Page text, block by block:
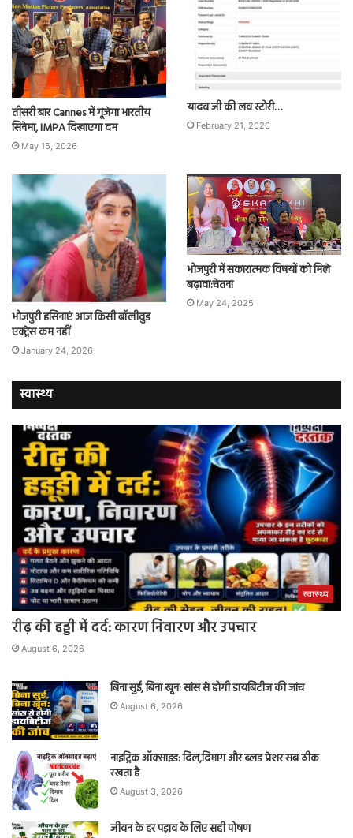
तीसरी बार Cannes में गूंजेगा भारतीय
सिनेमा, IMPA दिखाएगा दम
May 15, 2026
यादव जी की लव स्टोरी…
February 21, 2026
भोजपुरी हसिनाएं आज किसी बॉलीवुड
एक्ट्रेस कम नहीं
January 24, 2026
भोजपुरी में सकारात्मक विषयों को मिले
बढ़ावा:चेतना
May 24, 2025
स्वास्थ्य
स्वास्थ्य
रीढ़ की हड्डी में दर्द: कारण निवारण और उपचार
August 6, 2026
बिना सुई, बिना खून: सांस से होगी डायबिटीज की जांच
August 6, 2026
नाइट्रिक ऑक्साइड: दिल,दिमाग और ब्लड प्रेशर सब ठीक
रखता है
August 3, 2026
जीवन के हर पड़ाव के लिए सही पोषण